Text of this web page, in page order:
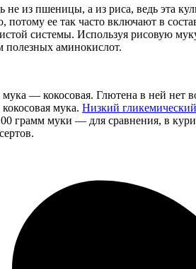
из пшеницы, а из риса, ведь эта
ее так часто включают в
системы. Используя рисовую
полезных аминокислот.
— кокосовая. Глютена в ней
мука. Низкий
грамм муки — для сравнения, в